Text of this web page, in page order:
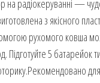
радіокеруванні —
з якісного
рухомого ковша
Підготуйте 5